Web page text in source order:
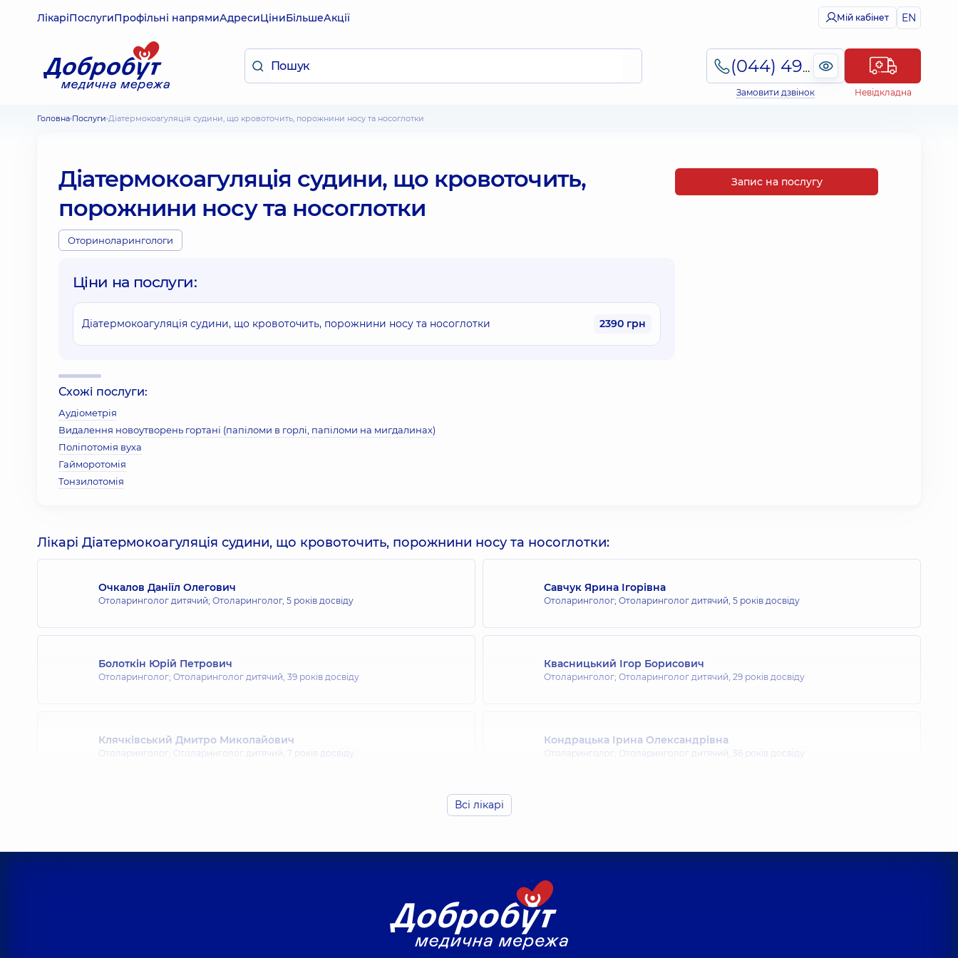
ЛікаріПослугиПрофільні напрямиАдресиЦіниБільшеАкції Мій кабінет EN
(044) 495-2-888
Замовити дзвінок Невідкладна
Головна Послуги Діатермокоагуляція судини, що кровоточить, порожнини носу та носоглотки
Діатермокоагуляція судини, що кровоточить,
порожнини носу та носоглотки
Оториноларингологи
Ціни на послуги:
Діатермокоагуляція судини, що кровоточить, порожнини носу та носоглотки 2390 грн
Схожі послуги:
Аудіометрія
Видалення новоутворень гортані (папіломи в горлі, папіломи на мигдалинах)
Поліпотомія вуха
Гайморотомія
Тонзилотомія
Запис на послугу
Лікарі Діатермокоагуляція судини, що кровоточить, порожнини носу та носоглотки:
Очкалов Даніїл Олегович
Отоларинголог дитячий; Отоларинголог, 5 років досвіду
Савчук Ярина Ігорівна
Отоларинголог; Отоларинголог дитячий, 5 років досвіду
Болоткін Юрій Петрович
Отоларинголог; Отоларинголог дитячий, 39 років досвіду
Квасницький Ігор Борисович
Отоларинголог; Отоларинголог дитячий, 29 років досвіду
Клячківський Дмитро Миколайович
Отоларинголог; Отоларинголог дитячий, 7 років досвіду
Кондрацька Ірина Олександрівна
Отоларинголог; Отоларинголог дитячий, 36 років досвіду
Любарець Ангеліна Олександрівна
Отоларинголог; Отоларинголог дитячий,
Всі лікарі